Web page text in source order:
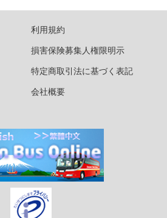
利用規約
損害保険募集人権限明示
特定商取引法に基づく表記
会社概要